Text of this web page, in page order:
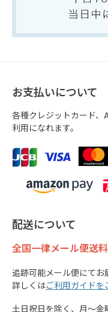
お支払いについて
各種クレジットカード
利用になれます。
配送について
全国一律メール便送
追跡可能メール便にてお
詳しくはご利用ガイドを
土日祝日を除く、月～金